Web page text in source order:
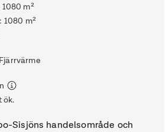
1080 m²
: 1080 m²
Fjärrvärme
ök.
Sisjöns handelsområde och